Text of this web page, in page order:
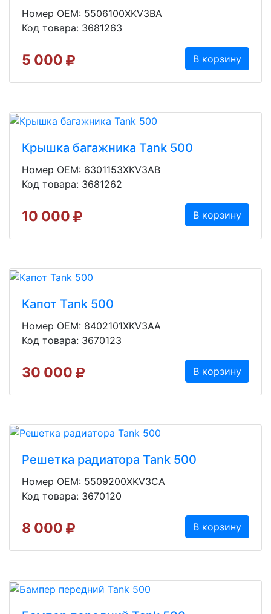
Номер OEM: 5506100XKV3BA
Код товара: 3681263
5 000 В корзину
Крышка багажника Tank 500
Номер OEM: 6301153XKV3AB
Код товара: 3681262
10 000 В корзину
Капот Tank 500
Номер OEM: 8402101XKV3AA
Код товара: 3670123
30 000 В корзину
Решетка радиатора Tank 500
Номер OEM: 5509200XKV3CA
Код товара: 3670120
8 000 В корзину